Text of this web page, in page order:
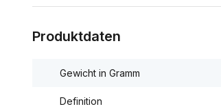
Produktdaten
Gewicht in Gramm
Definition